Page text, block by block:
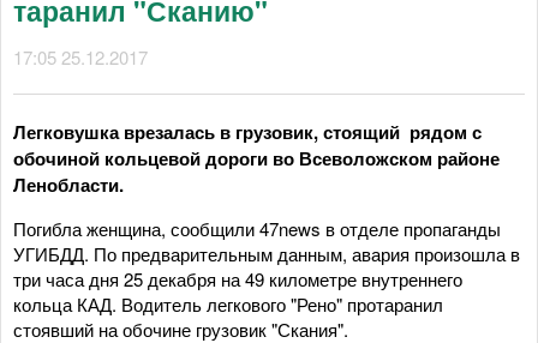
таранил "Сканию"
17:05 25.12.2017
Легковушка врезалась в грузовик, стоящий рядом с
обочиной кольцевой дороги во Всеволожском районе
Ленобласти.
Погибла женщина, сообщили 47news в отделе пропаганды
УГИБДД. По предварительным данным, авария произошла в
три часа дня 25 декабря на 49 километре внутреннего
кольца КАД. Водитель легкового "Рено" протаранил
стоявший на обочине грузовик "Скания".